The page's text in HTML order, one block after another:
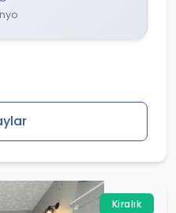
Kiralık